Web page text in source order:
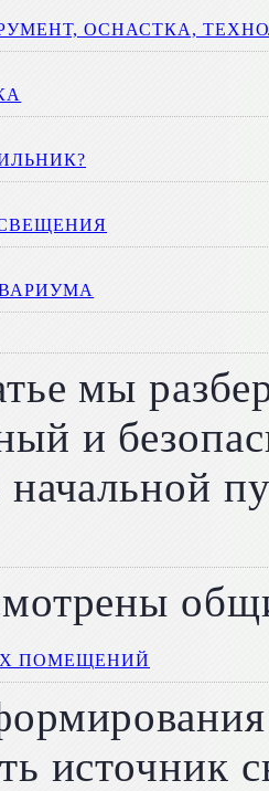
ОСНАСТКА,
мы
и
ПОМЕЩЕНИЙ
источник